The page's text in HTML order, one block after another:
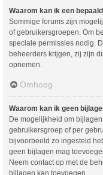
Waarom kan ik een
Sommige forums zijn
of gebruikersgroepen. Om
speciale permissies nodig.
beheerders krijgen, zij zijn
opnemen.
Omhoog
Waarom kan ik geen
De mogelijkheid om
gebruikersgroep of per
bijvoorbeeld zo ingesteld
geen bijlagen mag
Neem contact op met de
bijlagen kan toevoegen.